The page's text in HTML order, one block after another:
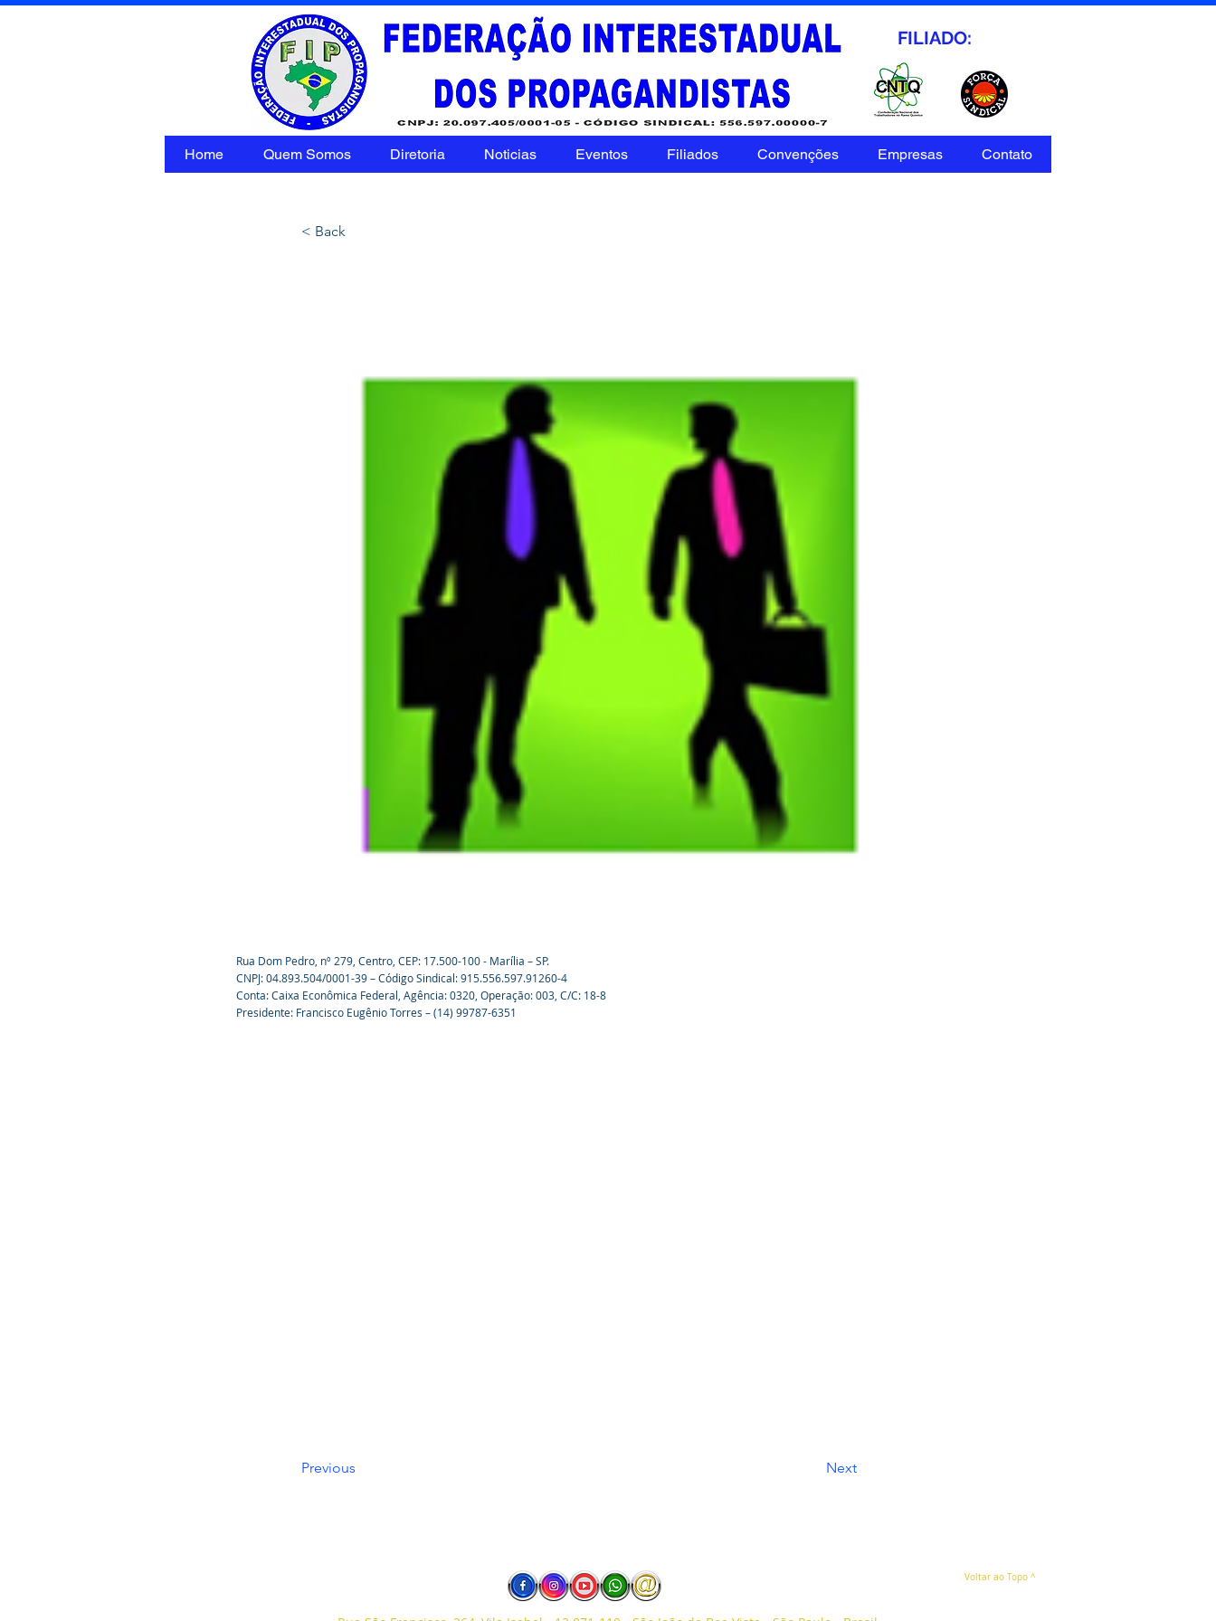
FILIADO:
Home Quem Somos Diretoria Noticias Eventos Filiados Convenções Empresas Contato
< Back
Rua Dom Pedro, nº 279, Centro, CEP: 17.500-100 - Marília – SP.
CNPJ: 04.893.504/0001-39 – Código Sindical: 915.556.597.91260-4
Conta: Caixa Econômica Federal, Agência: 0320, Operação: 003, C/C: 18-8
Presidente: Francisco Eugênio Torres – (14) 99787-6351
Previous Next
Voltar ao Topo ^